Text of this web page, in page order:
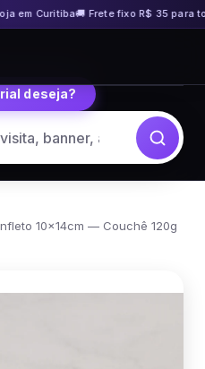
em Curitiba🚚 Frete fixo R$ 35 para
deseja?
10x14cm — Couchê 120g